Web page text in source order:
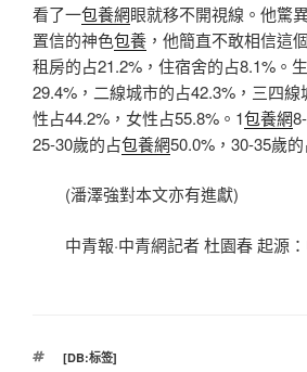
看了一包養網眼就移不開視線。他驚
置信的神色包養 ，他簡直不敢相信這
租房的占21.2%，住宿舍的占8.1%。
29.4%，二線城市的占42.3%，三四線
性占44.2%，女性占55.8%。1包養網
25-30歲的占包養網50.0%，30-35歲的
(潘澤強對本文亦有進獻)
中青報·中青網記者 杜園春 起源：
標
[DB:标签]